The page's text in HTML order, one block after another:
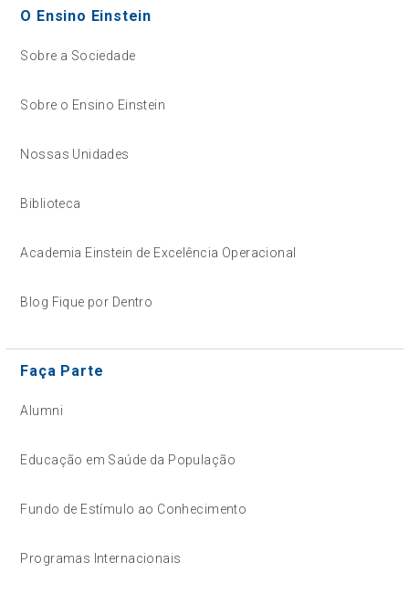
O Ensino Einstein
Sobre a Sociedade
Sobre o Ensino Einstein
Nossas Unidades
Biblioteca
Academia Einstein de Excelência Operacional
Blog Fique por Dentro
Faça Parte
Alumni
Educação em Saúde da População
Fundo de Estímulo ao Conhecimento
Programas Internacionais